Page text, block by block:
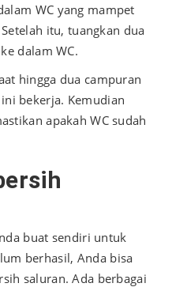
WC yang mampet
itu, tuangkan dua
dalam WC.
hingga dua campuran
ini bekerja. Kemudian
apakah WC sudah
buat sendiri untuk
berhasil, Anda bisa
saluran. Ada berbagai